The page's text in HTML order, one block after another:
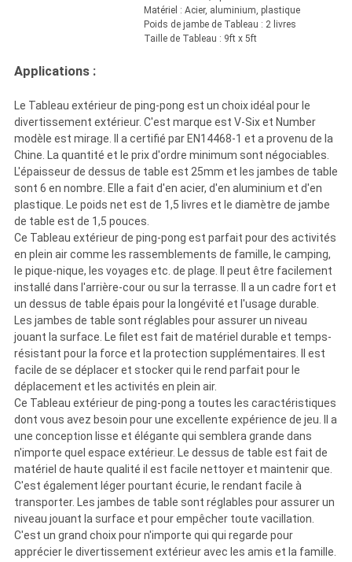
Matériel : Acier, aluminium, plastique
Poids de jambe de Tableau : 2 livres
Taille de Tableau : 9ft x 5ft
Applications :
Le Tableau extérieur de ping-pong est un choix idéal pour le
divertissement extérieur. C'est marque est V-Six et Number
modèle est mirage. Il a certifié par EN14468-1 et a provenu de la
Chine. La quantité et le prix d'ordre minimum sont négociables.
L'épaisseur de dessus de table est 25mm et les jambes de table
sont 6 en nombre. Elle a fait d'en acier, d'en aluminium et d'en
plastique. Le poids net est de 1,5 livres et le diamètre de jambe
de table est de 1,5 pouces.
Ce Tableau extérieur de ping-pong est parfait pour des activités
en plein air comme les rassemblements de famille, le camping,
le pique-nique, les voyages etc. de plage. Il peut être facilement
installé dans l'arrière-cour ou sur la terrasse. Il a un cadre fort et
un dessus de table épais pour la longévité et l'usage durable.
Les jambes de table sont réglables pour assurer un niveau
jouant la surface. Le filet est fait de matériel durable et temps-
résistant pour la force et la protection supplémentaires. Il est
facile de se déplacer et stocker qui le rend parfait pour le
déplacement et les activités en plein air.
Ce Tableau extérieur de ping-pong a toutes les caractéristiques
dont vous avez besoin pour une excellente expérience de jeu. Il a
une conception lisse et élégante qui semblera grande dans
n'importe quel espace extérieur. Le dessus de table est fait de
matériel de haute qualité il est facile nettoyer et maintenir que.
C'est également léger pourtant écurie, le rendant facile à
transporter. Les jambes de table sont réglables pour assurer un
niveau jouant la surface et pour empêcher toute vacillation.
C'est un grand choix pour n'importe qui qui regarde pour
apprécier le divertissement extérieur avec les amis et la famille.